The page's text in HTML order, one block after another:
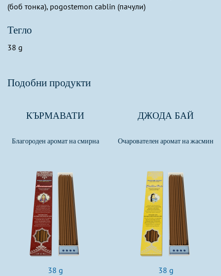
(боб тонка), pogostemon cablin (пачули)
Тегло
38 g
Подобни продукти
КЪРМАВАТИ
Благороден аромат на смирна
38 g
ДЖОДА БАЙ
Очарователен аромат на жасмин
38 g